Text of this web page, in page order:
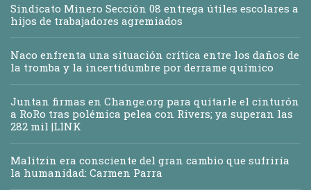
Sindicato Minero Sección 08 entrega útiles escolares a
hijos de trabajadores agremiados
Naco enfrenta una situación crítica entre los daños de
la tromba y la incertidumbre por derrame químico
Juntan firmas en Change.org para quitarle el cinturón
a RoRo tras polémica pelea con Rivers; ya superan las
282 mil |LINK
Malitzin era consciente del gran cambio que sufriría
la humanidad: Carmen Parra